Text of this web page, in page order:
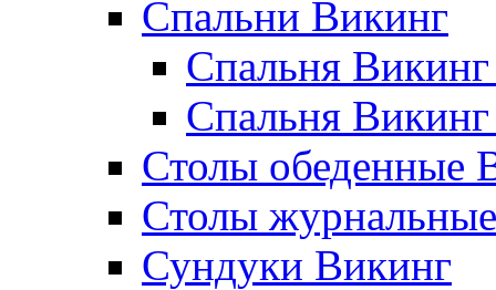
Спальни Викинг
Спальня
Спальня
Столы обеденные
Столы
Сундуки Викинг